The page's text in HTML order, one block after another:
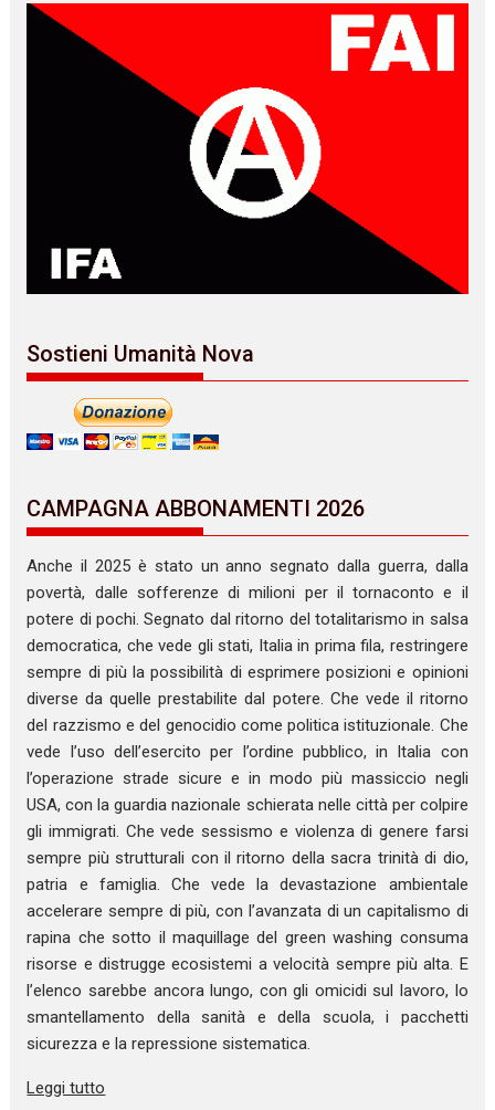
Sostieni Umanità Nova
CAMPAGNA ABBONAMENTI 2026
Anche il 2025 è stato un anno segnato dalla guerra, dalla
povertà, dalle sofferenze di milioni per il tornaconto e il
potere di pochi. Segnato dal ritorno del totalitarismo in salsa
democratica, che vede gli stati, Italia in prima fila, restringere
sempre di più la possibilità di esprimere posizioni e opinioni
diverse da quelle prestabilite dal potere. Che vede il ritorno
del razzismo e del genocidio come politica istituzionale. Che
vede l’uso dell’esercito per l’ordine pubblico, in Italia con
l’operazione strade sicure e in modo più massiccio negli
USA, con la guardia nazionale schierata nelle città per colpire
gli immigrati. Che vede sessismo e violenza di genere farsi
sempre più strutturali con il ritorno della sacra trinità di dio,
patria e famiglia. Che vede la devastazione ambientale
accelerare sempre di più, con l’avanzata di un capitalismo di
rapina che sotto il maquillage del green washing consuma
risorse e distrugge ecosistemi a velocità sempre più alta. E
l’elenco sarebbe ancora lungo, con gli omicidi sul lavoro, lo
smantellamento della sanità e della scuola, i pacchetti
sicurezza e la repressione sistematica.
Leggi tutto